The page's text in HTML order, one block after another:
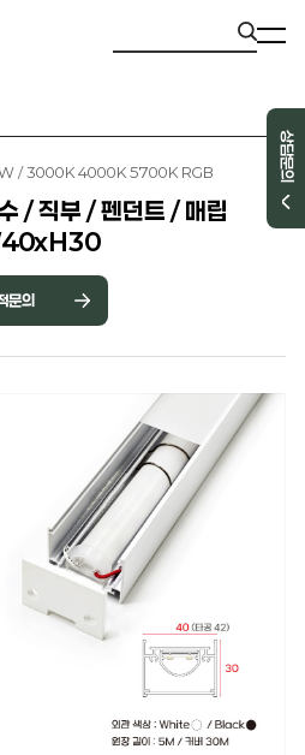
상담문의
/ 3000K 4000K 5700K RGB
/ 직부 / 펜던트 / 매립
문의